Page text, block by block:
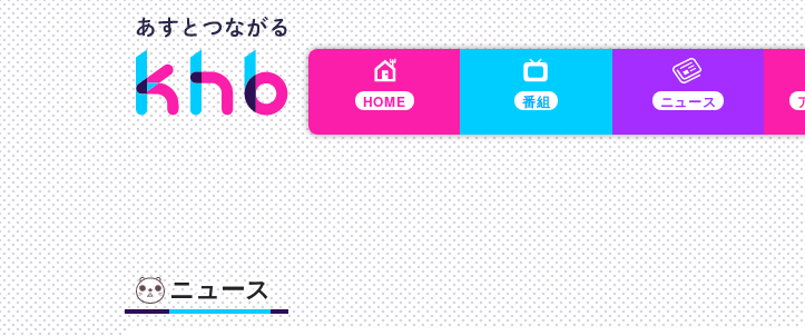
HOME 番組 ニュース
ニュース